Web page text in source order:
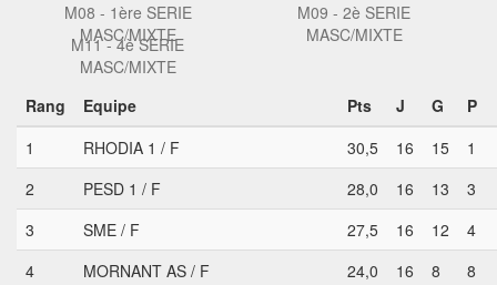
M08 - 1ère SERIE
MASC/MIXTE
M09 - 2è SERIE
MASC/MIXTE
M11 - 4è SERIE
MASC/MIXTE
Rang
Equipe Pts J G
P
1
RHODIA 1 / F 30,5 16 15
1
2
PESD 1 / F 28,0 16 13
3
3
SME / F 27,5 16 12
4
4
MORNANT AS / F 24,0 16 8
8